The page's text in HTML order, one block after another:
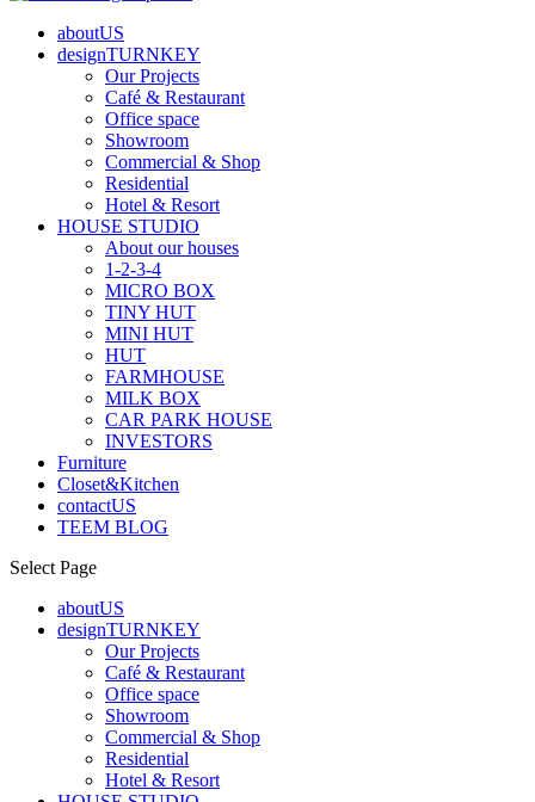
aboutUS
designTURNKEY
Our Projects
Café & Restaurant
Office space
Showroom
Commercial & Shop
Residential
Hotel & Resort
HOUSE STUDIO
About our houses
1-2-3-4
MICRO BOX
TINY HUT
MINI HUT
HUT
FARMHOUSE
MILK BOX
CAR PARK HOUSE
INVESTORS
Furniture
Closet&Kitchen
contactUS
TEEM BLOG
Select Page
aboutUS
designTURNKEY
Our Projects
Café & Restaurant
Office space
Showroom
Commercial & Shop
Residential
Hotel & Resort